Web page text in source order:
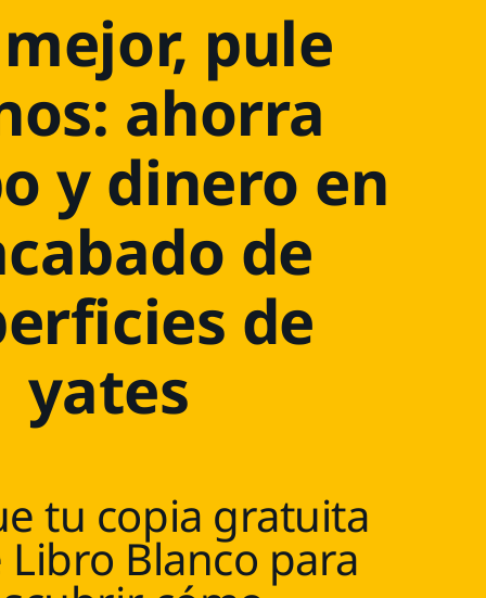
pule
ahorra
y dinero en
de
de
yates
tu copia gratuita
Libro Blanco para